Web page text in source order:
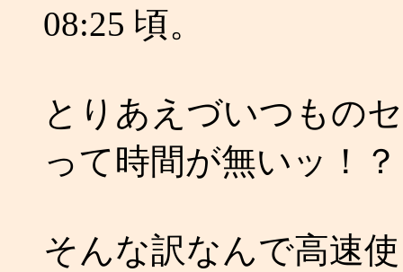
08:25 頃。
とりあえづいつもの
って時間が無いッ！？
そんな訳なんで高速